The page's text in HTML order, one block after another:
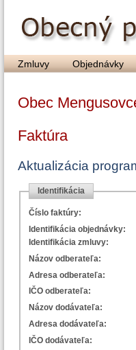
Zmluvy Objednávky
Obec
Faktúra
Aktualizácia
Identifikácia
Číslo faktúry:
Identifikácia objednávky:
Identifikácia zmluvy:
Názov odberateľa:
Adresa odberateľa:
IČO odberateľa:
Názov dodávateľa:
Adresa dodávateľa:
IČO dodávateľa: